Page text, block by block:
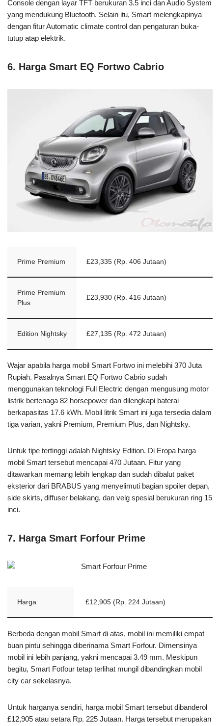
Console dengan layar TFT berukuran 3.5 inci dan Audio System
yang mendukung Bluetooth. Selain itu, Smart melengkapinya
dengan fitur Automatic climate control dan pengaturan buka-
tutup atap elektrik.
6. Harga Smart EQ Fortwo Cabrio
Prime Premium £23,335 (Rp. 406 Jutaan)
Prime Premium
Plus
£23,930 (Rp. 416 Jutaan)
Edition Nightsky £27,135 (Rp. 472 Jutaan)
Wajar apabila harga mobil Smart Fortwo ini melebihi 370 Juta
Rupiah. Pasalnya Smart EQ Fortwo Cabrio sudah
menggunakan teknologi Full Electric dengan mengusung motor
listrik bertenaga 82 horsepower dan dilengkapi baterai
berkapasitas 17.6 kWh. Mobil litrik Smart ini juga tersedia dalam
tiga varian, yakni Premium, Premium Plus, dan Nightsky.
Untuk tipe tertinggi adalah Nightsky Edition. Di Eropa harga
mobil Smart tersebut mencapai 470 Jutaan. Fitur yang
ditawarkan memang lebih lengkap dan sudah dibalut paket
eksterior dari BRABUS yang menyelimuti bagian spoiler depan,
side skirts, diffuser belakang, dan velg spesial berukuran ring 15
inci.
7. Harga Smart Forfour Prime
Harga £12,905 (Rp. 224 Jutaan)
Berbeda dengan mobil Smart di atas, mobil ini memiliki empat
buan pintu sehingga diberinama Smart Forfour. Dimensinya
mobil ini lebih panjang, yakni mencapai 3.49 mm. Meskipun
begitu, Smart Fotfour tetap terlihat mungil dibandingkan mobil
city car sekelasnya.
Untuk harganya sendiri, harga mobil Smart tersebut dibanderol
£12,905 atau setara Rp. 225 Jutaan. Harga tersebut merupakan